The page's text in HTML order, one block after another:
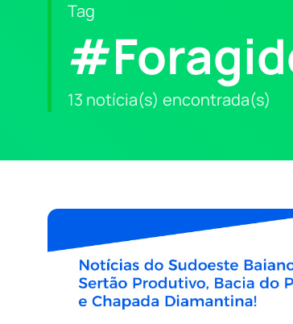
Tag
13 notícia(s) encontrada(s)